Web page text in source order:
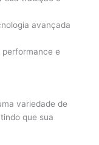
avançada
performance e
variedade de
que sua